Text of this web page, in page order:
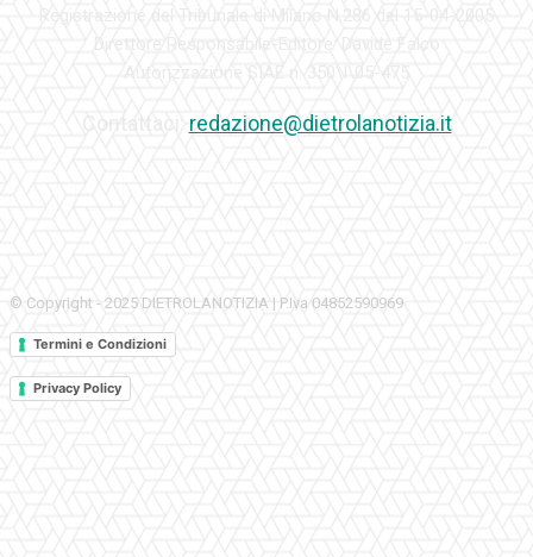
redazione@dietrolanotizia.it
© Copyright - 2025 DIETROLANOTIZIA | P.Iva 04852590969
Termini e Condizioni
Privacy Policy